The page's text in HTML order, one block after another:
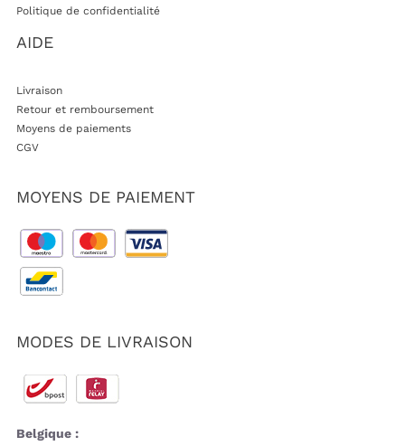
Politique de confidentialité
AIDE
Livraison
Retour et remboursement
Moyens de paiements
CGV
MOYENS DE PAIEMENT
MODES DE LIVRAISON
Belgique :